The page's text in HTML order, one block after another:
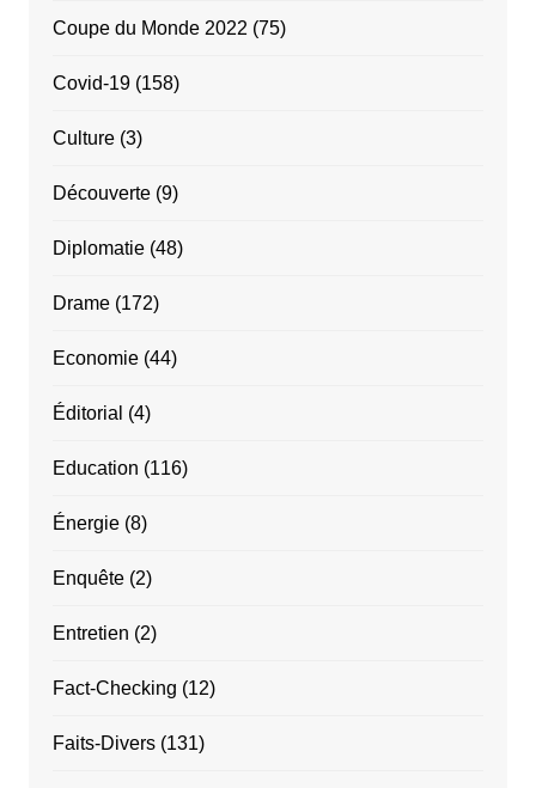
Coupe du Monde 2022 (75)
Covid-19(158)
Culture(3)
Découverte(9)
Diplomatie(48)
Drame(172)
Economie(44)
Éditorial (4)
Education (116)
Énergie(8)
Enquête(2)
Entretien (2)
Fact-Checking (12)
Faits-Divers(131)